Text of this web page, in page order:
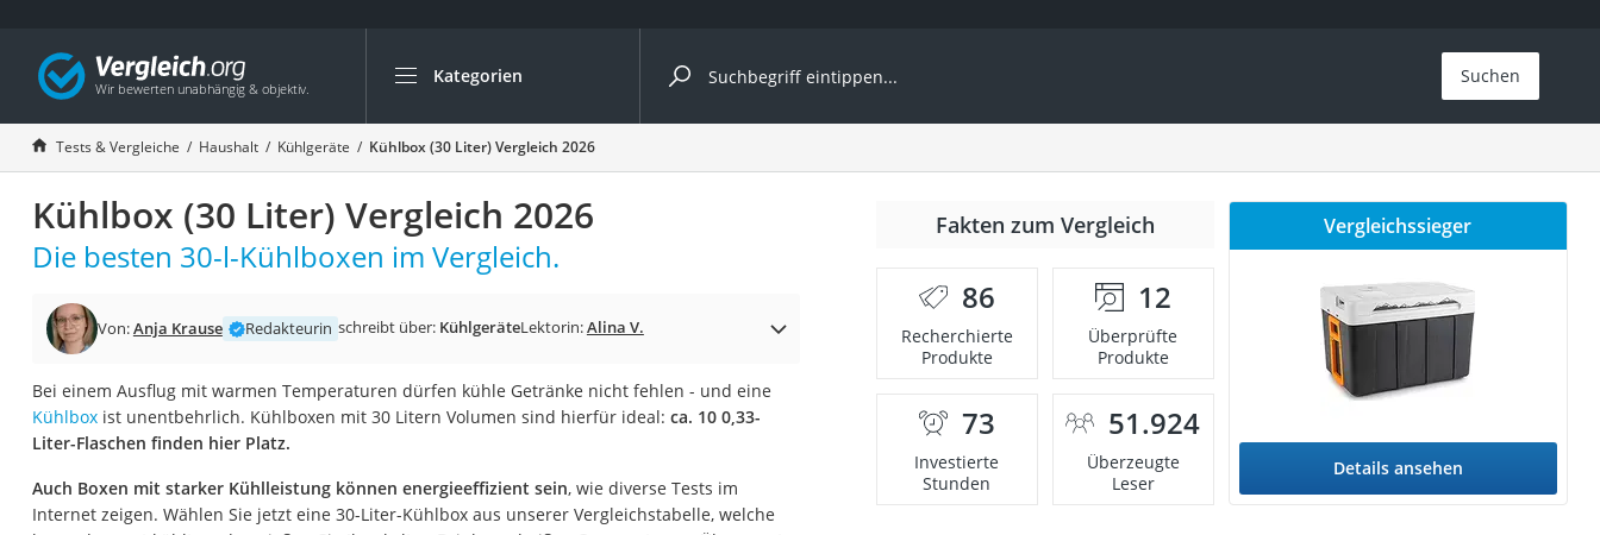
Kategorien
Die beliebtesten Vergleiche nach Kategorie
Haushalt
Wassersprudler
Zentralstaubsauger
Brotbackautomat
Wischroboter
Wäschespinne
Spülmaschinentabs
AEG-Waschmaschine
Suchen
Tests & Vergleiche Haushalt Kühlgeräte Kühlbox (30 Liter) Vergleich 2026
Kühlbox (30 Liter) Vergleich 2026
Die besten 30-l-Kühlboxen im Vergleich.
Von:Anja Krause Redakteurin schreibt über: KühlgeräteLektorin:Alina V.
Bei einem Ausflug mit warmen Temperaturen dürfen kühle Getränke nicht fehlen - und eine
Kühlboxist unentbehrlich. Kühlboxen mit 30 Litern Volumen sind hierfür ideal: ca. 10 0,33-
Liter-Flaschen finden hier Platz.
Auch Boxen mit starker Kühlleistung können energieeffizient sein, wie diverse Tests im
Internet zeigen. Wählen Sie jetzt eine 30-Liter-Kühlbox aus unserer Vergleichstabelle, welche
Fakten zum Vergleich
86
Recherchierte
Produkte
12
Überprüfte
Produkte
73
Investierte
Stunden
51.924
Überzeugte
Leser
Vergleichssieger
Details ansehen